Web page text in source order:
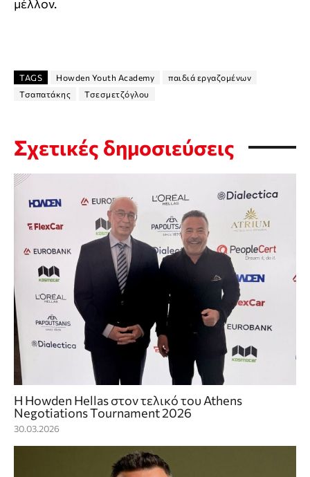
μέλλον.
TAGS Howden Youth Academy
παιδιά εργαζομένων
Τσαπατάκης
Τσεσμετζόγλου
Σχετικές δημοσιεύσεις
Η Howden Hellas στον τελικό του Athens
Negotiations Tournament 2026
30.03.2026